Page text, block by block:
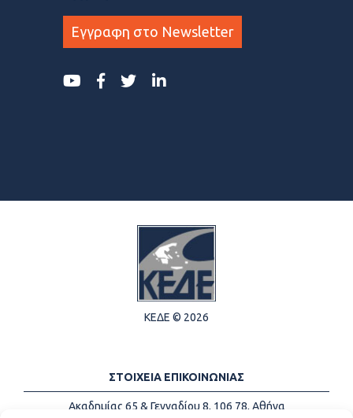
Εγγραφη στο Newsletter
ΚΕΔΕ © 2026
ΣΤΟΙΧΕΙΑ ΕΠΙΚΟΙΝΩΝΙΑΣ
Ακαδημίας 65 & Γενναδίου 8, 106 78, Αθήνα